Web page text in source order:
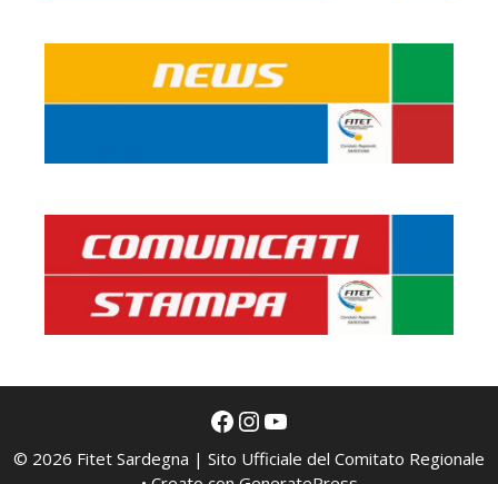
Facebook
Instagram
YouTube
© 2026 Fitet Sardegna | Sito Ufficiale del Comitato Regionale